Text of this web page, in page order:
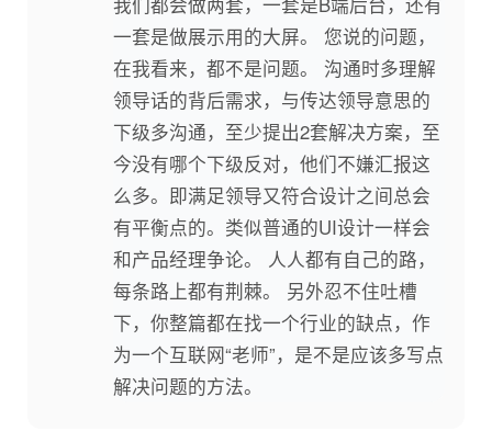
一套是做展示用的大屏。 您说的问题，
在我看来，都不是问题。 沟通时多理解
领导话的背后需求，与传达领导意思的
下级多沟通，至少提出2套解决方案，至
今没有哪个下级反对，他们不嫌汇报这
么多。即满足领导又符合设计之间总会
有平衡点的。类似普通的UI设计一样会
和产品经理争论。 人人都有自己的路，
每条路上都有荆棘。 另外忍不住吐槽
下，你整篇都在找一个行业的缺点，作
为一个互联网“老师”，是不是应该多写点
解决问题的方法。